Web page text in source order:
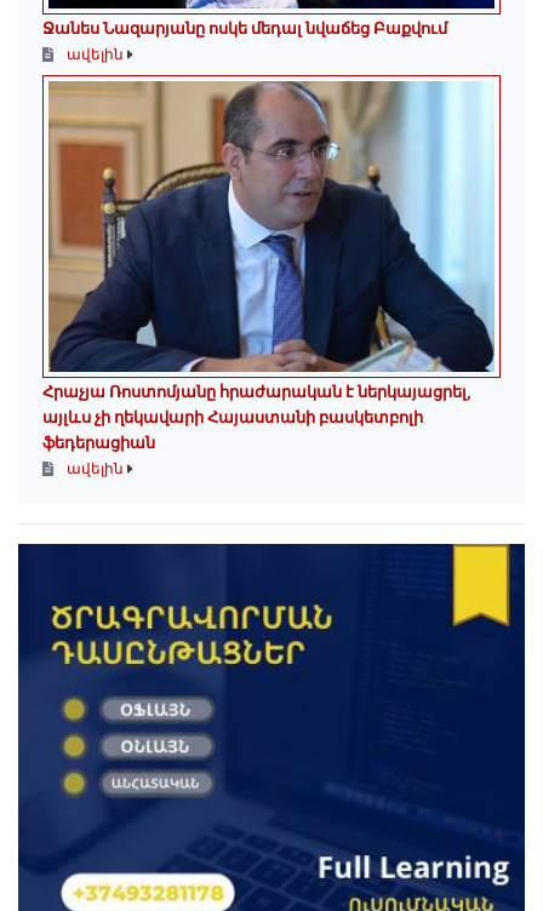
Ջանես Նազարյանը ոսկե մեդալ նվաճեց Բաքվում
ավելին
Հրաչյա Ռոստոմյանը հրաժարական է ներկայացրել,
այլևս չի ղեկավարի Հայաստանի բասկետբոլի
ֆեդերացիան
ավելին